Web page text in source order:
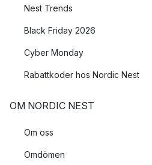
Nest Trends
Black Friday 2026
Cyber Monday
Rabattkoder hos Nordic Nest
OM NORDIC NEST
Om oss
Omdömen